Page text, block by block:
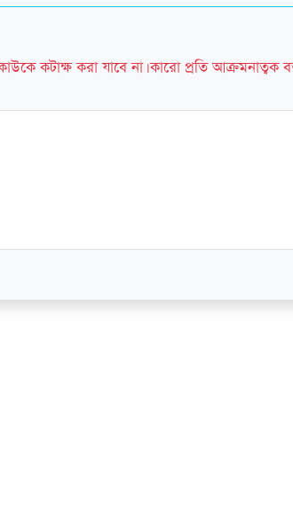
কটাক্ষ করা যাবে না। কারো প্রতি আক্রমনাত্বক